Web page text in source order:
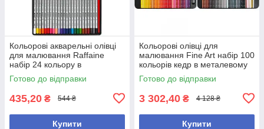
Кольорові акварельні олівці
для малювання Raffaine
набір 24 кольору в
металевому пеналі + пензлик
Готово до відправки
435,20 ₴ 544 ₴
Купити
Кольорові олівці для
малювання Fine Art набір 100
кольорів кедр в металевому
пеналі + 2 скріпки
Готово до відправки
3 302,40 ₴ 4 128 ₴
Купити